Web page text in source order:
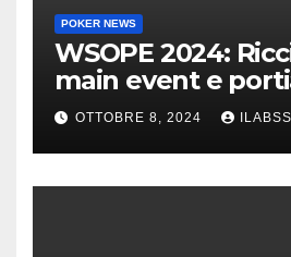
POKER NEWS
WSOPE 2024:
main event e
azzurri al day 4
OTTOBRE 8, 2024